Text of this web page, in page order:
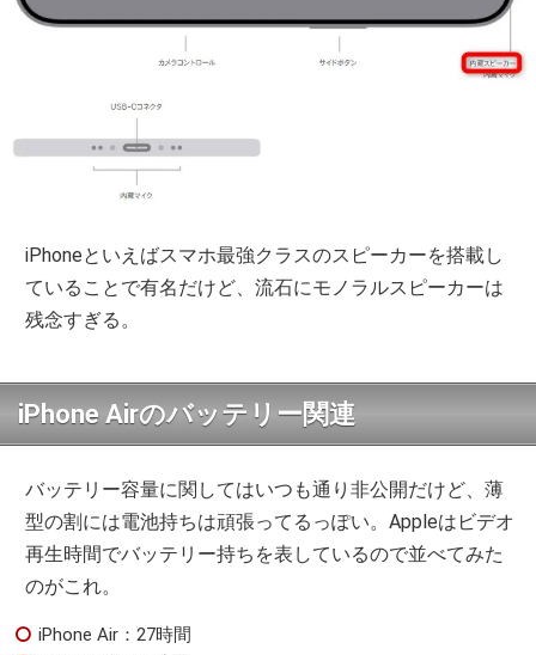
iPhoneといえばスマホ最強クラスのスピーカーを搭載し
ていることで有名だけど、流石にモノラルスピーカーは
残念すぎる。
iPhone Airのバッテリー関連
バッテリー容量に関してはいつも通り非公開だけど、薄
型の割には電池持ちは頑張ってるっぽい。Appleはビデオ
再生時間でバッテリー持ちを表しているので並べてみた
のがこれ。
iPhone Air：27時間